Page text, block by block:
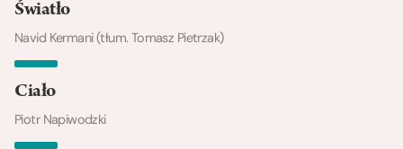
Światło
Navid Kermani (tłum. Tomasz Pietrzak)
Ciało
Piotr Napiwodzki